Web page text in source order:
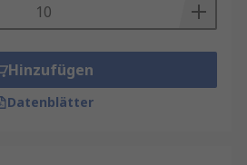
schützen vor
mit
Isolatoren und
Hinzufügen
Datenblätter